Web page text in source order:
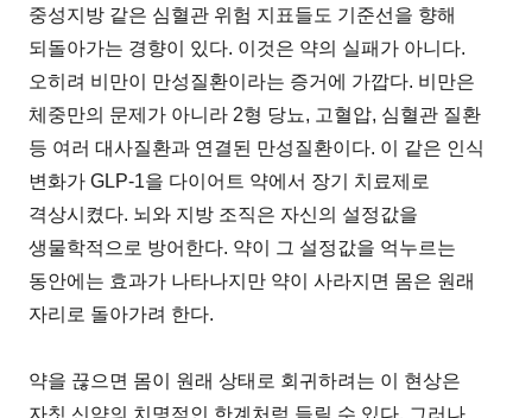
중성지방 같은 심혈관 위험 지표들도 기준선을 향해
되돌아가는 경향이 있다. 이것은 약의 실패가 아니다.
오히려 비만이 만성질환이라는 증거에 가깝다. 비만은
체중만의 문제가 아니라 2형 당뇨, 고혈압, 심혈관 질환
등 여러 대사질환과 연결된 만성질환이다. 이 같은 인식
변화가 GLP-1을 다이어트 약에서 장기 치료제로
격상시켰다. 뇌와 지방 조직은 자신의 설정값을
생물학적으로 방어한다. 약이 그 설정값을 억누르는
동안에는 효과가 나타나지만 약이 사라지면 몸은 원래
자리로 돌아가려 한다.
약을 끊으면 몸이 원래 상태로 회귀하려는 이 현상은
자칫 신약의 치명적인 한계처럼 들릴 수 있다. 그러나